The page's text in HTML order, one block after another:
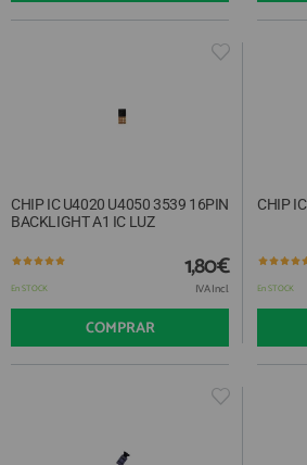
CHIP IC U4020 U4050 3539 16PIN
BACKLIGHT A1 IC LUZ
En STOCK
1,80€
IVA Incl.
COMPRAR
CHIP
En STOCK